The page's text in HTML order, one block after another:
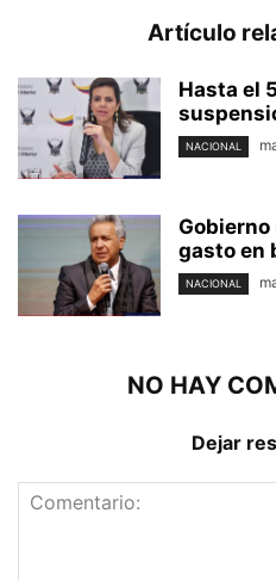
Artículo
Hasta el
NACIONAL
gasto en
NACIONAL
NO HAY
Dejar